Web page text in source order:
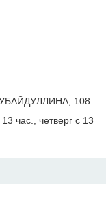
108
час., четверг с 13